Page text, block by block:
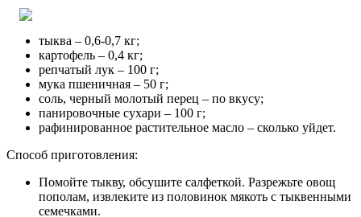
тыква – 0,6-0,7 кг;
картофель – 0,4 кг;
репчатый лук – 100 г;
мука пшеничная – 50 г;
соль, черный молотый перец – по вкусу;
панировочные сухари – 100 г;
рафинированное растительное масло – сколько уйдет.
Способ приготовления:
Помойте тыкву, обсушите салфеткой. Разрежьте овощ
пополам, извлеките из половинок мякоть с тыквенными
семечками.